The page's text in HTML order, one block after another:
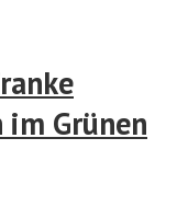
Grünen